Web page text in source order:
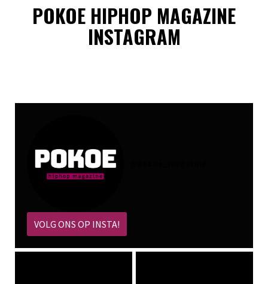
POKOE HIPHOP MAGAZINE
INSTAGRAM
VOLG ONS OP INSTA!